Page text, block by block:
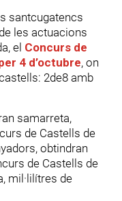
santcugatencs
les actuacions
el Concurs de
4 d’octubre, on
2de8 amb
samarreta,
de Castells de
obtindran
de Castells de
mil·lilítres de